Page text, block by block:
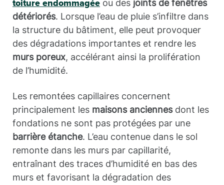
toiture endommagée ou des joints de fenêtres
détériorés. Lorsque l’eau de pluie s’infiltre dans
la structure du bâtiment, elle peut provoquer
des dégradations importantes et rendre les
murs poreux, accélérant ainsi la prolifération
de l’humidité.
Les remontées capillaires concernent
principalement les maisons anciennesdont les
fondations ne sont pas protégées par une
barrière étanche. L’eau contenue dans le sol
remonte dans les murs par capillarité,
entraînant des traces d’humidité en bas des
murs et favorisant la dégradation des